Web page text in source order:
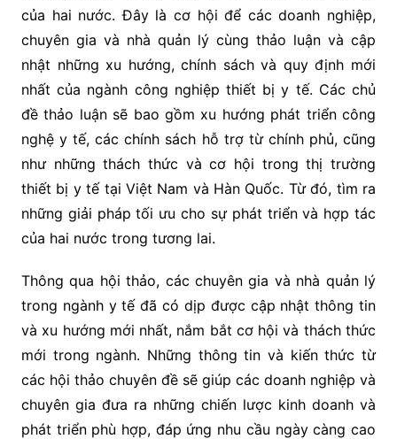
của hai nước. Đây là cơ hội để các doanh nghiệp,
chuyên gia và nhà quản lý cùng thảo luận và cập
nhật những xu hướng, chính sách và quy định mới
nhất của ngành công nghiệp thiết bị y tế. Các chủ
đề thảo luận sẽ bao gồm xu hướng phát triển công
nghệ y tế, các chính sách hỗ trợ từ chính phủ, cũng
như những thách thức và cơ hội trong thị trường
thiết bị y tế tại Việt Nam và Hàn Quốc. Từ đó, tìm ra
những giải pháp tối ưu cho sự phát triển và hợp tác
của hai nước trong tương lai.
Thông qua hội thảo, các chuyên gia và nhà quản lý
trong ngành y tế đã có dịp được cập nhật thông tin
và xu hướng mới nhất, nắm bắt cơ hội và thách thức
mới trong ngành. Những thông tin và kiến thức từ
các hội thảo chuyên đề sẽ giúp các doanh nghiệp và
chuyên gia đưa ra những chiến lược kinh doanh và
phát triển phù hợp, đáp ứng nhu cầu ngày càng cao